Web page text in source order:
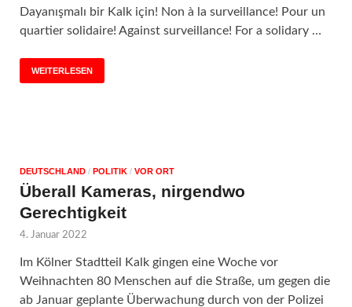
Dayanışmalı bir Kalk için! Non à la surveillance! Pour un
quartier solidaire! Against surveillance! For a solidary …
WEITERLESEN
DEUTSCHLAND / POLITIK / VOR ORT
Überall Kameras, nirgendwo
Gerechtigkeit
4. Januar 2022
Im Kölner Stadtteil Kalk gingen eine Woche vor
Weihnachten 80 Menschen auf die Straße, um gegen die
ab Januar geplante Überwachung durch von der Polizei